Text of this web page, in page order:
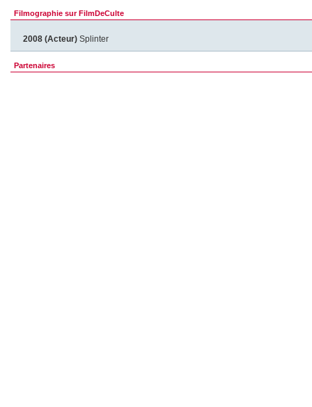
Filmographie sur FilmDeCulte
2008 (Acteur) Splinter
Partenaires